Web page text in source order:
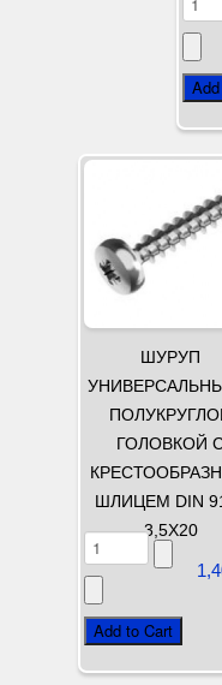
ШУРУП
ГОЛОВКОЙ
ШЛИЦЕМ DIN
3,5Х20